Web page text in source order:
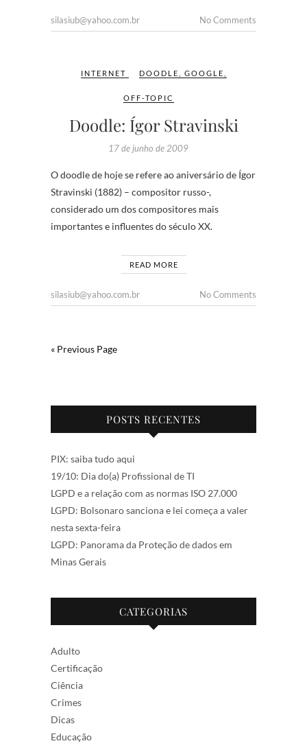
silasiub@yahoo.com.br No Comments
INTERNET DOODLE GOOGLE
OFF-TOPIC
Doodle: Ígor Stravinski
17 de junho de 2009
O doodle de hoje se refere ao aniversário de Ígor
Stravinski (1882) – compositor russo-,
considerado um dos compositores mais
importantes e influentes do século XX.
READ MORE
silasiub@yahoo.com.br No Comments
« Previous Page
POSTS RECENTES
PIX: saiba tudo aqui
19/10: Dia do(a) Profissional de TI
LGPD e a relação com as normas ISO 27.000
LGPD: Bolsonaro sanciona e lei começa a valer
nesta sexta-feira
LGPD: Panorama da Proteção de dados em
Minas Gerais
CATEGORIAS
Adulto
Certificação
Ciência
Crimes
Dicas
Educação